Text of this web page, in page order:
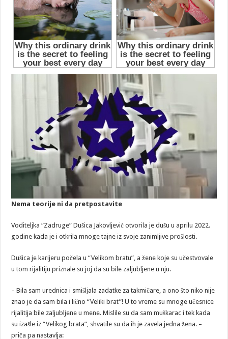
Nema teorije ni da pretpostavite
Voditeljka “Zadruge” Dušica Jakovljević otvorila je dušu u aprilu 2022.
godine kada je i otkrila mnoge tajne iz svoje zanimljive prošlosti.
Dušica je karijeru počela u “Velikom bratu”, a žene koje su učestvovale
u tom rijalitiju priznale su joj da su bile zaljubljene u nju.
– Bila sam urednica i smišljala zadatke za takmičare, a ono što niko nije
znao je da sam bila i lično “Veliki brat”! U to vreme su mnoge učesnice
rijalitija bile zaljubljene u mene. Mislile su da sam muškarac i tek kada
su izašle iz “Velikog brata”, shvatile su da ih je zavela jedna žena. –
priča pa nastavlja: